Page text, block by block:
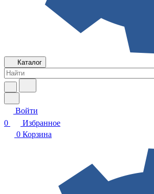
Каталог
Войти
0
Избранное
0 Корзина